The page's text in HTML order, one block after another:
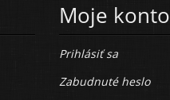
Moje konto
Prihlásiť sa
Zabudnuté heslo